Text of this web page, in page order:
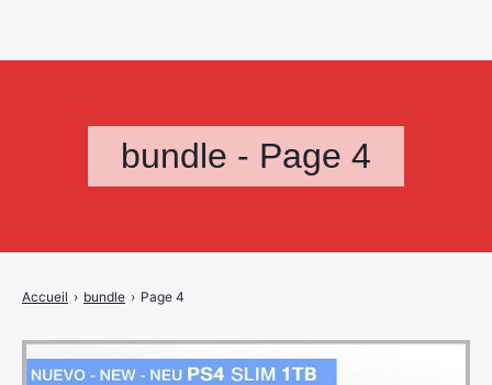
bundle - Page 4
Accueil › bundle › Page 4